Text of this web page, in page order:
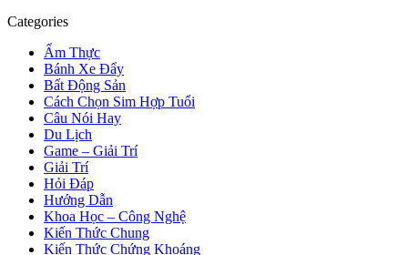
Categories
Ẩm Thực
Bánh Xe Đẩy
Bất Động Sản
Cách Chọn Sim Hợp Tuổi
Câu Nói Hay
Du Lịch
Game – Giải Trí
Giải Trí
Hỏi Đáp
Hướng Dẫn
Khoa Học – Công Nghệ
Kiến Thức Chung
Kiến Thức Chứng Khoáng